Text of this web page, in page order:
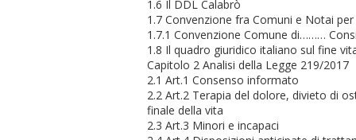
1.6 Il DDL Calabrò
1.7 Convenzione fra Comuni e Notai
1.7.1 Convenzione Comune di………
1.8 Il quadro giuridico italiano sul fine
Capitolo 2 Analisi della Legge 219/2017
2.1 Art.1 Consenso informato
2.2 Art.2 Terapia del dolore, divieto di
finale della vita
2.3 Art.3 Minori e incapaci